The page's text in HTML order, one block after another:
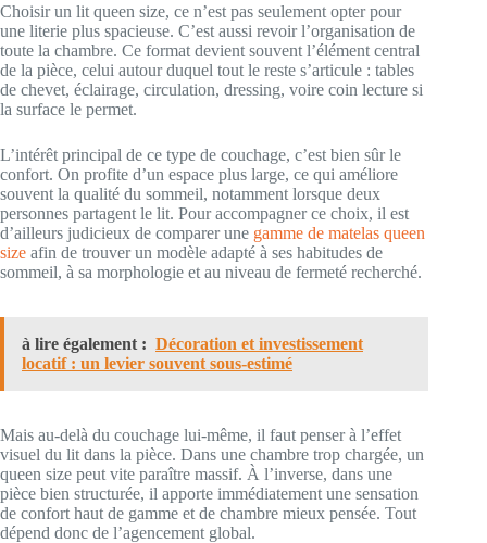
Choisir un lit queen size, ce n’est pas seulement opter pour
une literie plus spacieuse. C’est aussi revoir l’organisation de
toute la chambre. Ce format devient souvent l’élément central
de la pièce, celui autour duquel tout le reste s’articule : tables
de chevet, éclairage, circulation, dressing, voire coin lecture si
la surface le permet.
L’intérêt principal de ce type de couchage, c’est bien sûr le
confort. On profite d’un espace plus large, ce qui améliore
souvent la qualité du sommeil, notamment lorsque deux
personnes partagent le lit. Pour accompagner ce choix, il est
d’ailleurs judicieux de comparer une gamme de matelas queen
size afin de trouver un modèle adapté à ses habitudes de
sommeil, à sa morphologie et au niveau de fermeté recherché.
à lire également : Décoration et investissement
locatif : un levier souvent sous-estimé
Mais au-delà du couchage lui-même, il faut penser à l’effet
visuel du lit dans la pièce. Dans une chambre trop chargée, un
queen size peut vite paraître massif. À l’inverse, dans une
pièce bien structurée, il apporte immédiatement une sensation
de confort haut de gamme et de chambre mieux pensée. Tout
dépend donc de l’agencement global.